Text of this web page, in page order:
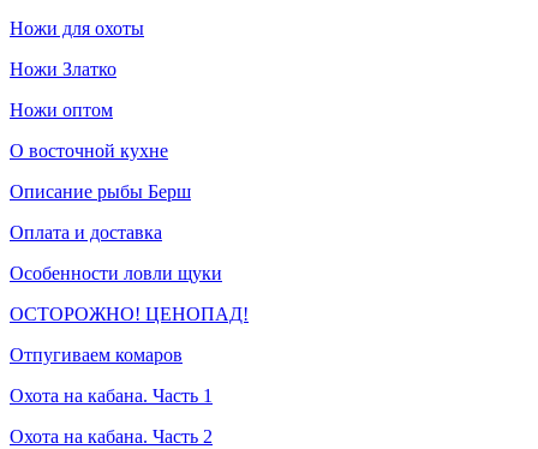
Ножи для охоты
Ножи Златко
Ножи оптом
О восточной кухне
Описание рыбы Берш
Оплата и доставка
Особенности ловли щуки
ОСТОРОЖНО! ЦЕНОПАД!
Отпугиваем комаров
Охота на кабана. Часть 1
Охота на кабана. Часть 2